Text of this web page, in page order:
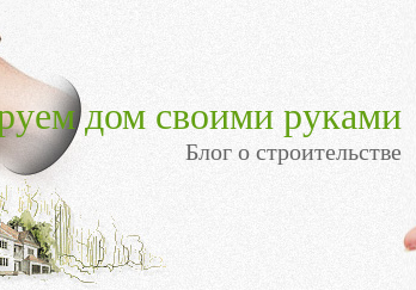
дом своими руками
Блог о строительстве